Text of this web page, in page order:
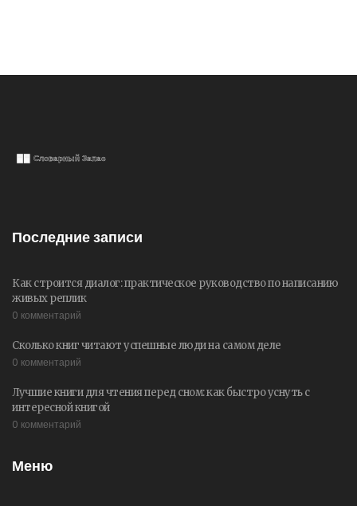
Последние записи
Как строится диалог: практическое руководство по написанию
живых реплик
0 комментарий
Сколько книг читают успешные люди на самом деле
0 комментарий
Лучшие книги для чтения перед сном: как быстро уснуть с
интересной книгой
0 комментарий
Меню